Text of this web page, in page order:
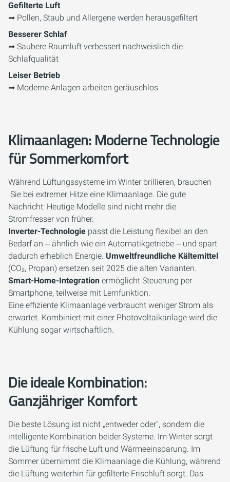
Gefilterte Luft
➟ Pollen, Staub und Allergene werden herausgefiltert
Besserer Schlaf
➟ Saubere Raumluft verbessert nachweislich die
Schlafqualität
Leiser Betrieb
➟ Moderne Anlagen arbeiten geräuschlos
Klimaanlagen: Moderne Technologie
für Sommerkomfort
Während Lüftungssysteme im Winter brillieren, brauchen
Sie bei extremer Hitze eine Klimaanlage. Die gute
Nachricht: Heutige Modelle sind nicht mehr die
Stromfresser von früher.
Inverter-Technologie passt die Leistung flexibel an den
Bedarf an ‒ ähnlich wie ein Automatikgetriebe ‒ und spart
dadurch erheblich Energie. Umweltfreundliche Kältemittel
(CO₂, Propan) ersetzen seit 2025 die alten Varianten.
Smart-Home-Integration ermöglicht Steuerung per
Smartphone, teilweise mit Lernfunktion.
Eine effiziente Klimaanlage verbraucht weniger Strom als
erwartet. Kombiniert mit einer Photovoltaikanlage wird die
Kühlung sogar wirtschaftlich.
Die ideale Kombination:
Ganzjähriger Komfort
Die beste Lösung ist nicht „entweder oder", sondern die
intelligente Kombination beider Systeme. Im Winter sorgt
die Lüftung für frische Luft und Wärmeeinsparung. Im
Sommer übernimmt die Klimaanlage die Kühlung, während
die Lüftung weiterhin für gefilterte Frischluft sorgt. Das